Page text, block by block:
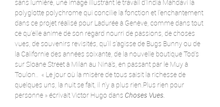
sans lumière, une image illustrant le travail d’India Mahdavi la
polyglotte polychrome qui concilie la fonction et l’enchantement
dans ce projet réalisé pour Ladurée à Genève, comme dans tout
ce qu’elle anime de son regard nourri de passions, de choses
vues, de souvenirs revisités, qu’il s’agisse de Bugs Bunny ou de
la Californie des années soixante, de la nouvelle boutique Tod’s
sur Sloane Street à Milan au Nina’s, en passant par le Muy à
Toulon.. « Le jour où la misère de tous saisit la richesse de
quelques uns, la nuit se fait, il n’y a plus rien.Plus rien pour
personne » écrivait Victor Hugo dans Choses Vues.